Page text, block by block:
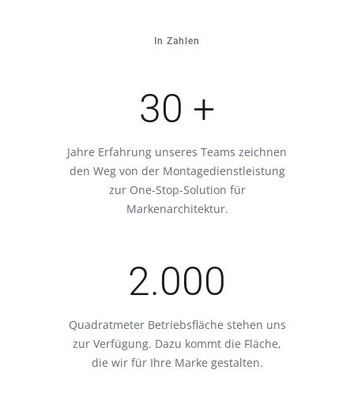
In Zahlen
30 +
Jahre Erfahrung unseres Teams zeichnen
den Weg von der Montagedienstleistung
zur One-Stop-Solution für
Markenarchitektur.
2.000
Quadratmeter Betriebsfläche stehen uns
zur Verfügung. Dazu kommt die Fläche,
die wir für Ihre Marke gestalten.